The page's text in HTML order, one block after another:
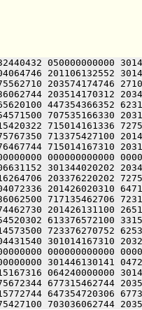
050000000000
201106132552
203574174746
203514170312
447354366352
707535166330
715014161336
713375427100
715014167310
000000000000
301344020202
203376220202
201426020310
717135462706
201426131100
613376572100
723376270752
301014167310
000000000000
301446130141
064240000000
677315462744
647354720306
703036062744